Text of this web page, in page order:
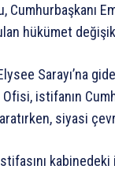
hükümet
Sarayı’na
istifanın
siyasi